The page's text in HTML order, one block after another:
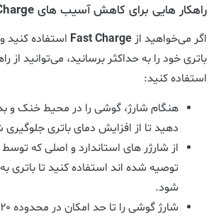
راهکار هایی برای کاهش آسیب های
اگر می‌خواهید از Fast Charge استفاده کنید
باتری خود را به حداکثر برسانید، می‌توانید از
استفاده کنید:
هنگام شارژ، گوشی را در محیط خنک و
دهید تا از افزایش دمای باتری
از شارژر های استاندارد و اصلی که
توصیه شده اند استفاده کنید تا باتری
شود.